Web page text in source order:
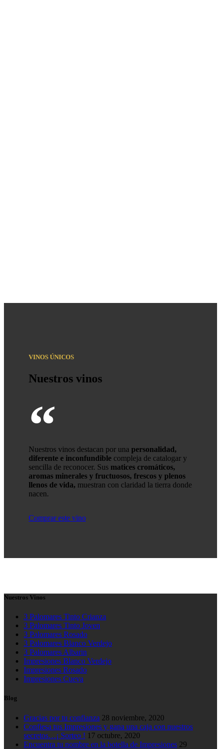
VINOS ÚNICOS
Nuestros vinos
“
Nuestros vinos destacan por una personalidad,
diferente e inconfundible compleja de catalogar y
sencilla de reconocer. Sus matices cromáticos,
aromas minerales y fructuosos, frescos y plenos
llenos de vida, muestran con claridad la tierra donde
nacen.
Comprar este vino
Nuestros Vinos
3 Palomares Tinto Crianza
3 Palomares Tinto Joven
3 Palomares Rosado
3 Palomares Blanco Verdejo
3 Palomares Albarin
Impresiones Blanco Verdejo
Impresiones Rosado
Impresiones Cueva
Blog
Gracias por tu confianza 28 noviembre, 2020
Confiesa tus Impresiones y gana una caja con nuestros
secretos…¡ Sorteo ! 17 octubre, 2020
Encuentra tu nombre en la botella de Impresiones 29